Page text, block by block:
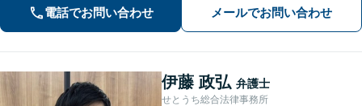
心誠意お伺いいたします。気軽にご相
談ください
電話でお問い合わせ メールでお問い合わせ
伊藤 政弘 弁護士
せとうち総合法律事務所